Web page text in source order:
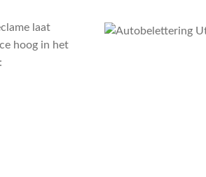
laat
hoog in het